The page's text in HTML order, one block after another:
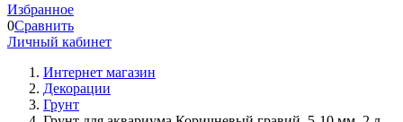
Избранное
0Сравнить
Личный кабинет
Интернет магазин
Декорации
Грунт